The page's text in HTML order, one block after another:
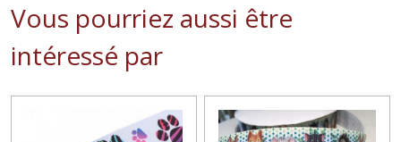
Vous pourriez aussi être
intéressé par